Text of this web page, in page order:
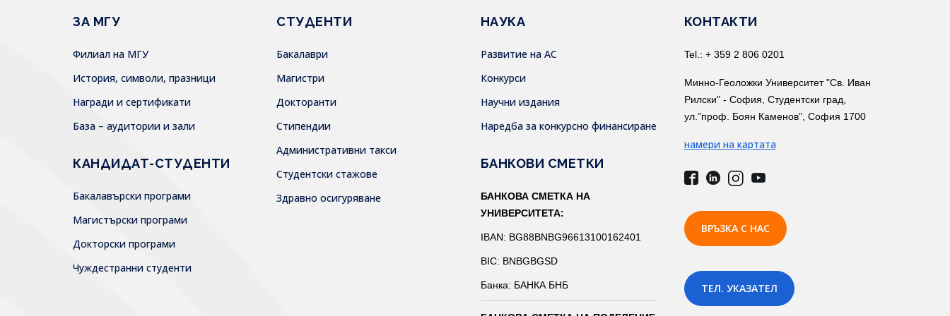
ЗА МГУ
Филиал на МГУ
История, символи, празници
Награди и сертификати
База – аудитории и зали
КАНДИДАТ-СТУДЕНТИ
Бакалавърски програми
Магистърски програми
Докторски програми
Чуждестранни студенти
СТУДЕНТИ
Бакалаври
Магистри
Докторанти
Стипендии
Административни такси
Студентски стажове
Здравно осигуряване
НАУКА
Развитие на АС
Конкурси
Научни издания
Наредба за конкурсно финансиране
БАНКОВИ СМЕТКИ
БАНКОВА СМЕТКА НА
УНИВЕРСИТЕТА:
IBAN: BG88BNBG96613100162401
BIC: BNBGBGSD
Банка: БАНКА БНБ
КОНТАКТИ
Tel.: + 359 2 806 0201
Минно-Геоложки Университет "Св. Иван
Рилски" - София, Студентски град,
ул.”проф. Боян Каменов”, София 1700
намери на картата
ВРЪЗКА С НАС
ТЕЛ. УКАЗАТЕЛ